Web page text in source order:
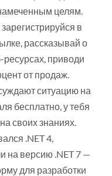
целям.
в
рассказывай о
приводи
от продаж.
ситуацию на
бесплатно, у тебя
своих знаниях.
.NET 4,
на версию .NET 7 —
для разработки